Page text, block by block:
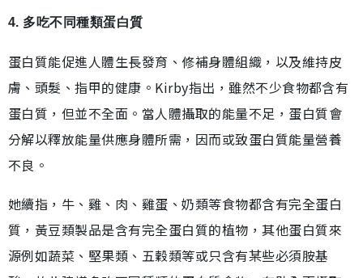
4. 多吃不同種類蛋白質
蛋白質能促進人體生長發育、修補身體組織，以及維持皮
膚、頭髮、指甲的健康。Kirby指出，雖然不少食物都含有
蛋白質，但並不全面。當人體攝取的能量不足，蛋白質會
分解以釋放能量供應身體所需，因而或致蛋白質能量營養
不良。
她續指，牛、雞、肉、雞蛋、奶類等食物都含有完全蛋白
質，黃豆類製品是含有完全蛋白質的植物，其他蛋白質來
源例如蔬菜、堅果類、五穀類等或只含有某些必須胺基